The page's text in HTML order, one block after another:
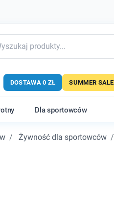
DOSTAWA 0 ZŁ SUMMER SALE
Dla sportowców
Żywność dla sportowców